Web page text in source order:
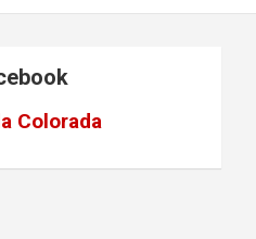
Colorada